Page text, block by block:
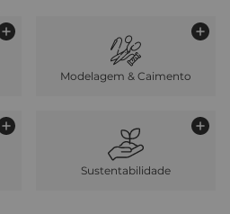
Modelagem & Caimento
Sustentabilidade